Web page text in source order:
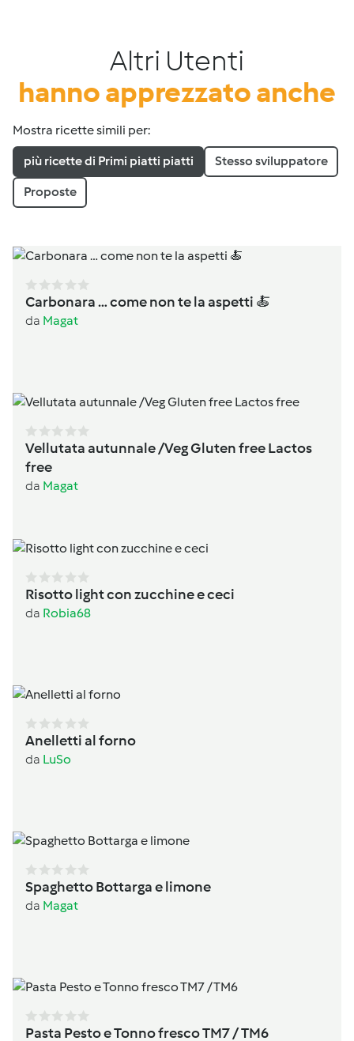
Altri Utenti
hanno apprezzato anche
Mostra ricette simili per:
più ricette di Primi piatti piatti Stesso sviluppatore
Proposte
Carbonara … come non te la aspetti 🍝
da Magat
Vellutata autunnale /Veg Gluten free Lactos
free
da Magat
Risotto light con zucchine e ceci
da Robia68
Anelletti al forno
da LuSo
Spaghetto Bottarga e limone
da Magat
Pasta Pesto e Tonno fresco TM7 / TM6